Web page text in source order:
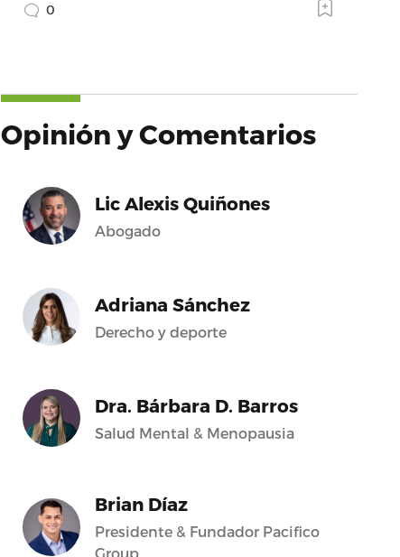
0
Opinión y Comentarios
Lic Alexis Quiñones
Abogado
Adriana Sánchez
Derecho y deporte
Dra. Bárbara D. Barros
Salud Mental & Menopausia
Brian Díaz
Presidente & Fundador Pacifico
Group